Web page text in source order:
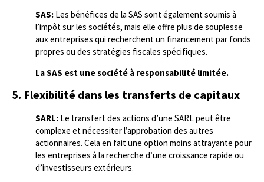
SAS: Les bénéfices de la SAS sont également soumis à
l’impôt sur les sociétés, mais elle offre plus de souplesse
aux entreprises qui recherchent un financement par fonds
propres ou des stratégies fiscales spécifiques.
La SAS est une société à responsabilité limitée.
5. Flexibilité dans les transferts de capitaux
SARL: Le transfert des actions d’une SARL peut être
complexe et nécessiter l’approbation des autres
actionnaires. Cela en fait une option moins attrayante pour
les entreprises à la recherche d’une croissance rapide ou
d’investisseurs extérieurs.